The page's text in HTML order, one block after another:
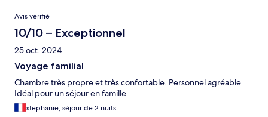
Avis vérifié
10/10 – Exceptionnel
25 oct. 2024
Voyage familial
Chambre très propre et très confortable. Personnel agréable.
Idéal pour un séjour en famille
stephanie, séjour de 2 nuits